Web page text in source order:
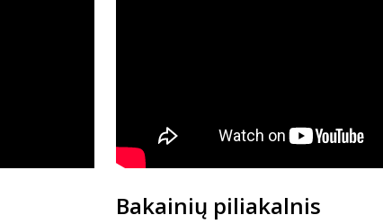
Bakainių piliakalnis